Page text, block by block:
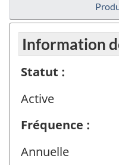
Information
Statut :
Active
Fréquence :
Annuelle